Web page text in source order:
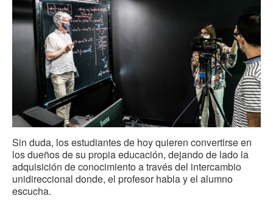
Sin duda, los estudiantes de hoy quieren convertirse en
los dueños de su propia educación, dejando de lado la
adquisición de conocimiento a través del intercambio
unidireccional donde, el profesor habla y el alumno
escucha.